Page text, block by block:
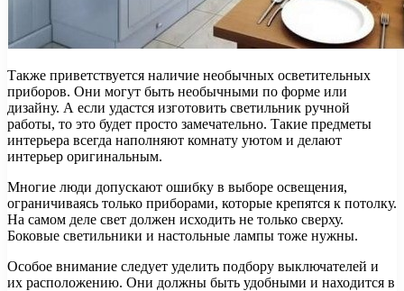
Также приветствуется наличие необычных осветительных
приборов. Они могут быть необычными по форме или
дизайну. А если удастся изготовить светильник ручной
работы, то это будет просто замечательно. Такие предметы
интерьера всегда наполняют комнату уютом и делают
интерьер оригинальным.
Многие люди допускают ошибку в выборе освещения,
ограничиваясь только приборами, которые крепятся к потолку.
На самом деле свет должен исходить не только сверху.
Боковые светильники и настольные лампы тоже нужны.
Особое внимание следует уделить подбору выключателей и
их расположению. Они должны быть удобными и находится в